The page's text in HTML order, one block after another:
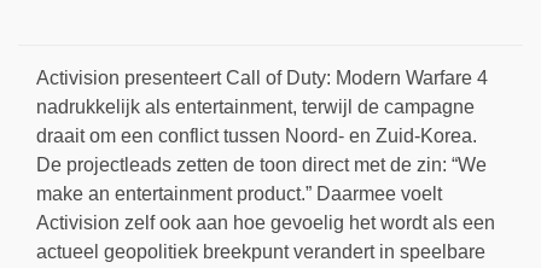
Activision presenteert Call of Duty: Modern Warfare 4
nadrukkelijk als entertainment, terwijl de campagne
draait om een conflict tussen Noord- en Zuid-Korea.
De projectleads zetten de toon direct met de zin: “We
make an entertainment product.” Daarmee voelt
Activision zelf ook aan hoe gevoelig het wordt als een
actueel geopolitiek breekpunt verandert in speelbare